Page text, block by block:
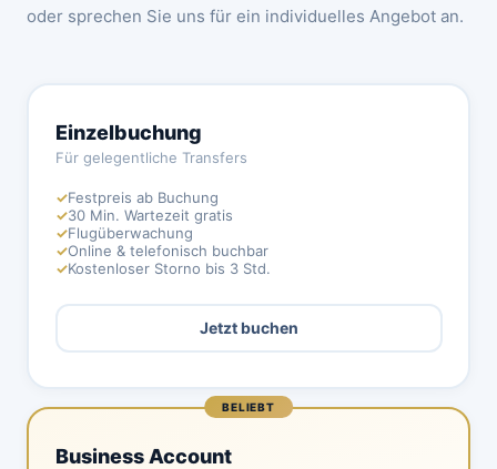
oder sprechen Sie uns für ein individuelles Angebot an.
Einzelbuchung
Für gelegentliche Transfers
✓Festpreis ab Buchung
✓30 Min. Wartezeit gratis
✓Flugüberwachung
✓Online & telefonisch buchbar
✓Kostenloser Storno bis 3 Std.
Jetzt buchen
BELIEBT
Business Account